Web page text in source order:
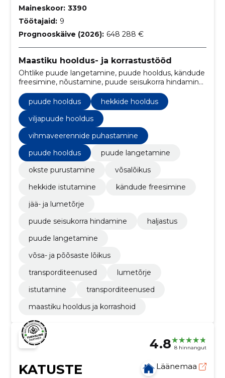
Maineskoor: 3390
Töötajaid: 9
Prognooskäive (2026): 648 288 €
Maastiku hooldus- ja korrastustööd
Ohtlike puude langetamine, puude hooldus, kändude
freesimine, nõustamine, puude seisukorra hindamine,
äravedu, okste tagasilõikus, puude istutamine,
linnupesade eemaldamine, abi raielubade taotlemisel.
puude hooldus
hekkide hooldus
viljapuude hooldus
vihmaveerennide puhastamine
puude hooldus
puude langetamine
okste purustamine
võsalõikus
hekkide istutamine
kändude freesimine
jää- ja lumetõrje
puude seisukorra hindamine
haljastus
puude langetamine
võsa- ja põõsaste lõikus
transporditeenused
lumetõrje
istutamine
transporditeenused
maastiku hooldus ja korrashoid
4.8 8 hinnangut
KATUSTE
Läänemaa